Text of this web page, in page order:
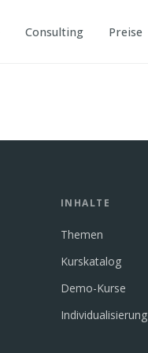
Consulting Preise
INHALTE
Themen
Kurskatalog
Demo-Kurse
Individualisierung